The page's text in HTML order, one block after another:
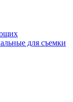
для съемки